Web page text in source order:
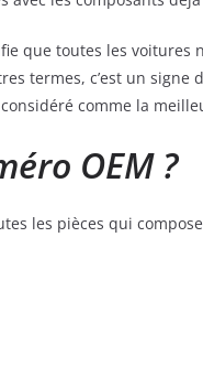
que toutes les voitures
termes, c’est un
comme la
OEM ?
les pièces qui